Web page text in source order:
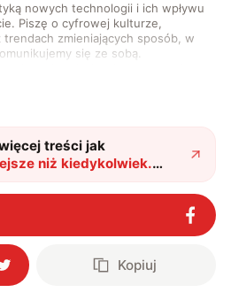
nowych technologii i ich wpływu
Piszę o cyfrowej kulturze,
trendach zmieniających sposób, w
się ze sobą.
mnie relacja między rozwojem
popkulturą. W wolnych
treści jak
niż kiedykolwiek.
kolekcję MARQ
Kopiuj